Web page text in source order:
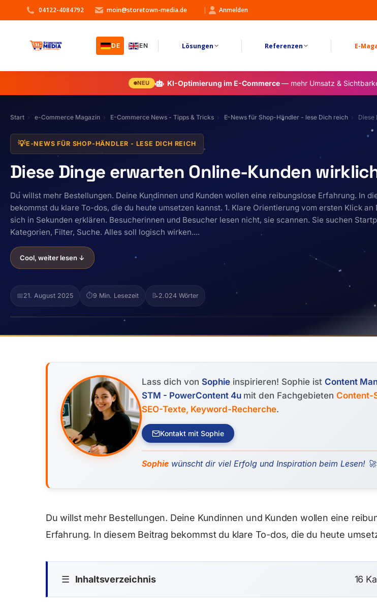
04122-4084792 moin@storetown-media.de | Anmelden
DE EN Lösungen Referenzen E-
NEU KI-Optimierung im E-Commerce— mehr Umsatz &
Start e-Commerce Magazin E-Commerce News - Tipps & Tricks E-News für Shop-Händler - lese Dich reich Diese
💡E-NEWS FÜR SHOP-HÄNDLER - LESE DICH REICH
Diese Dinge erwarten Online-Kunden
Du willst mehr Bestellungen. Deine Kundinnen und Kunden wollen eine reibungslose Erfahrung. In
bekommst du klare To-dos, die du heute umsetzen kannst. 1. Klare Orientierung vom ersten Klick an
sich in Sekunden erklären. Besucherinnen und Besucher lesen nicht, sie scannen. Sie suchen
Kategorien, Filter, Suche. Alles soll logisch wirken....
Cool, weiter lesen ↓
📅 21. August 2025 ⏱️9 Min. Lesezeit 📝 2.024 Wörter
Lass dich von Sophie inspirieren! Sophie ist Content
STM - PowerContent 4u mit den Fachgebieten Content-
SEO-Texte, Keyword-Recherche.
Kontakt mit Sophie
Sophie wünscht dir viel Erfolg und Inspiration beim Lesen! 🚀
Du willst mehr Bestellungen. Deine Kundinnen und Kunden wollen eine
Erfahrung. In diesem Beitrag bekommst du klare To-dos, die du heute
☰ Inhaltsverzeichnis 16